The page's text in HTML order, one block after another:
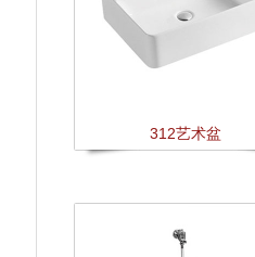
312艺术盆